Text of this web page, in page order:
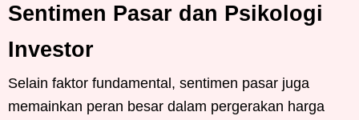
Sentimen Pasar dan Psikologi
Investor
Selain faktor fundamental, sentimen pasar juga
memainkan peran besar dalam pergerakan harga